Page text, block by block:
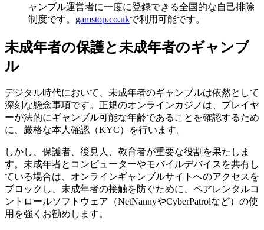
ャンブル運営者に一度に登録できる全国的な自己排除
制度です。 gamstop.co.ukで利用可能です。
未成年者の保護と未成年者のギャンブ
ル
デジタル時代において、未成年者のギャンブルは依然として
深刻な懸念事項です。正規のオンラインカジノは、プレイヤ
ーが法的にギャンブル可能な年齢であることを確認するため
に、厳格な本人確認（KYC）を行います。
しかし、保護者、後見人、教育者が重要な役割を果たしま
す。未成年者とコンピューターやモバイルデバイスを共有し
ている場合は、オンラインギャンブルサイトへのアクセスを
ブロックし、未成年者の接触を防ぐために、ペアレンタルコ
ントロールソフトウェア（NetNannyやCyberPatrolなど）の使
用を強くお勧めします。